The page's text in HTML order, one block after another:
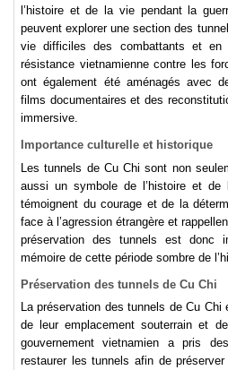
l’histoire et de la vie pendant la
peuvent explorer une section des
vie difficiles des combattants et en
résistance vietnamienne contre les
ont également été aménagés avec
films documentaires et des
immersive.
Importance culturelle et historique
Les tunnels de Cu Chi sont non
aussi un symbole de l’histoire et de
témoignent du courage et de la
face à l’agression étrangère et
préservation des tunnels est donc
mémoire de cette période sombre de
Préservation des tunnels de Cu Chi
La préservation des tunnels de Cu
de leur emplacement souterrain et
gouvernement vietnamien a pris
restaurer les tunnels afin de